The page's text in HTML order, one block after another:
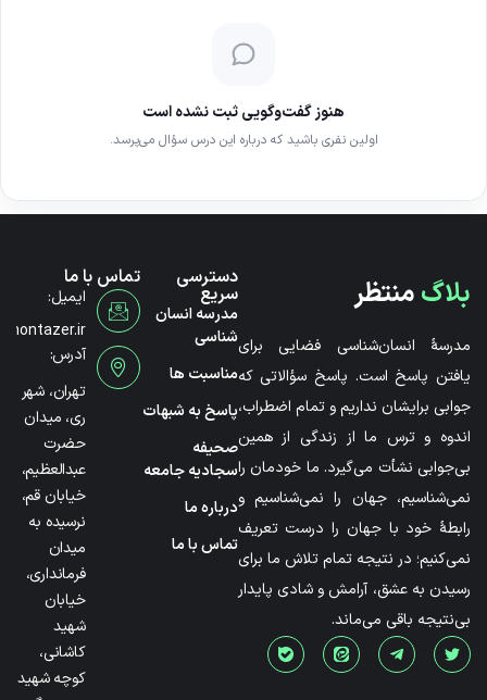
هنوز گفت‌وگویی ثبت نشده است
اولین نفری باشید که درباره این درس سؤال می‌پرسد.
بلاگمنتظر
مدرسۀ انسان‌شناسی فضایی برای
یافتن پاسخ است. پاسخ سؤالاتی که
جوابی برایشان نداریم و تمام اضطراب،
اندوه و ترس ما از زندگی از همین
بی‌جوابی نشأت می‌گیرد. ما خودمان را
نمی‌شناسیم، جهان را نمی‌شناسیم و
رابطۀ خود با جهان را درست تعریف
نمی‌کنیم؛ در نتیجه تمام تلاش ما برای
رسیدن به عشق، آرامش و شادی پایدار
بی‌نتیجه باقی می‌ماند.
دسترسی
سریع
مدرسه انسان
شناسی
مناسبت ها
پاسخ به شبهات
صحیفه
سجادیه جامعه
درباره ما
تماس با ما
تماس با ما
ایمیل:
آدرس:
تهران، شهر
ری، میدان
حضرت
عبدالعظیم،
خیابان قم،
نرسیده به
میدان
فرمانداری،
خیابان
شهید
کاشانی،
کوچه شهید